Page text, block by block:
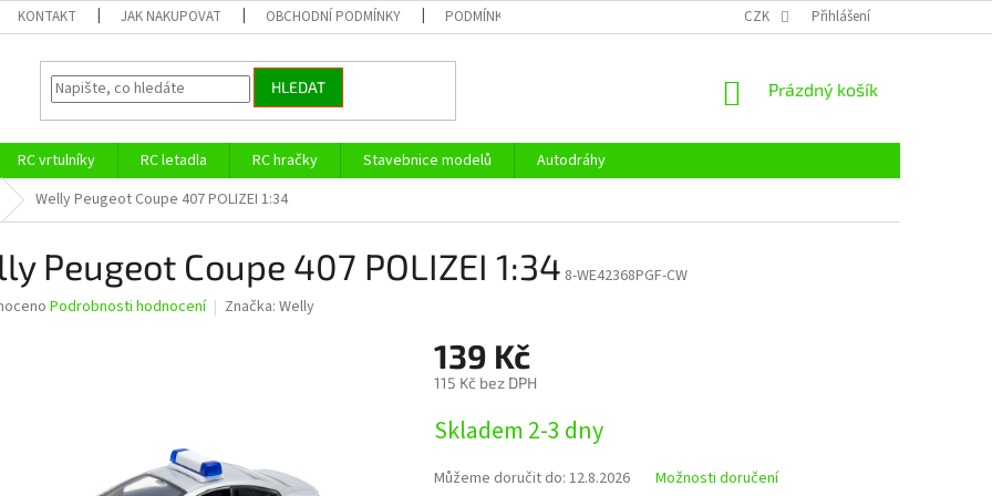
KONTAKT JAK NAKUPOVAT OBCHODNÍ PODMÍNKY PODMÍNKY OCHRANY OSOBNÍCH ÚDAJŮ CENÍK DOPRAVY
CZK Přihlášení
HLEDAT
NÁKUPNÍ
Prázdný košík
RC vrtulníky RC letadla RC hračky Stavebnice modelů
Autodráhy
Welly Peugeot Coupe 407 POLIZEI 1:34
Peugeot Coupe 407 POLIZEI 1:34 8-WE42368PGF-CW
Podrobnosti hodnocení Značka: Welly
139 Kč
115 Kč bez DPH
cena:
Skladem 2-3 dny
Můžeme doručit do: 12.8.2026 Možnosti doručení